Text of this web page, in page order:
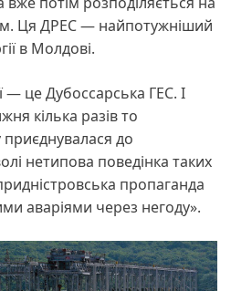
Ця ДРЕС — найпотужніший
в Молдові.
— це Дубоссарська ГЕС. І
кілька разів то
приєднувалася до
нетипова поведінка таких
пропаганда
аваріями через негоду».